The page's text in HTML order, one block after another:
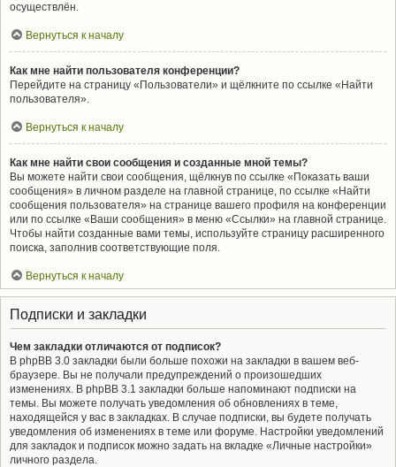
осуществлён.
Вернуться к началу
Как мне найти пользователя конференции?
Перейдите на страницу «Пользователи» и щёлкните по ссылке «Найти
пользователя».
Вернуться к началу
Как мне найти свои сообщения и созданные мной темы?
Вы можете найти свои сообщения, щёлкнув по ссылке «Показать ваши
сообщения» в личном разделе на главной странице, по ссылке «Найти
сообщения пользователя» на странице вашего профиля на конференции
или по ссылке «Ваши сообщения» в меню «Ссылки» на главной странице.
Чтобы найти созданные вами темы, используйте страницу расширенного
поиска, заполнив соответствующие поля.
Вернуться к началу
Подписки и закладки
Чем закладки отличаются от подписок?
В phpBB 3.0 закладки были больше похожи на закладки в вашем веб-
браузере. Вы не получали предупреждений о произошедших
изменениях. В phpBB 3.1 закладки больше напоминают подписки на
темы. Вы можете получать уведомления об обновлениях в теме,
находящейся у вас в закладках. В случае подписки, вы будете получать
уведомления об изменениях в теме или форуме. Настройки уведомлений
для закладок и подписок можно задать на вкладке «Личные настройки»
личного раздела.